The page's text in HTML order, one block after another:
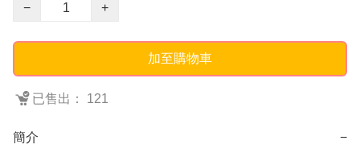
−
+
加至購物車
已售出： 121
簡介 −